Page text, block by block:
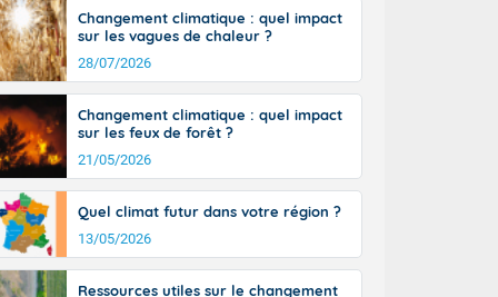
6
Aquitaine,
de-
sont
sont
un peu
du pays,
étroite
du Massif
la
ciel est le
salve
Changement climatique : quel impact
sur les vagues de chaleur ?
28/07/2026
Changement climatique : quel impact
sur les feux de forêt ?
21/05/2026
Quel climat futur dans votre région ?
13/05/2026
Ressources utiles sur le changement